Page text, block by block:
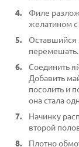
Филе
желатином
Оставшийся
перемешать.
Соединить
Добавить
посолить и
она стала
Начинку
второй
Плотно